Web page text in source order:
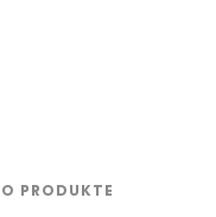
PRODUKTE